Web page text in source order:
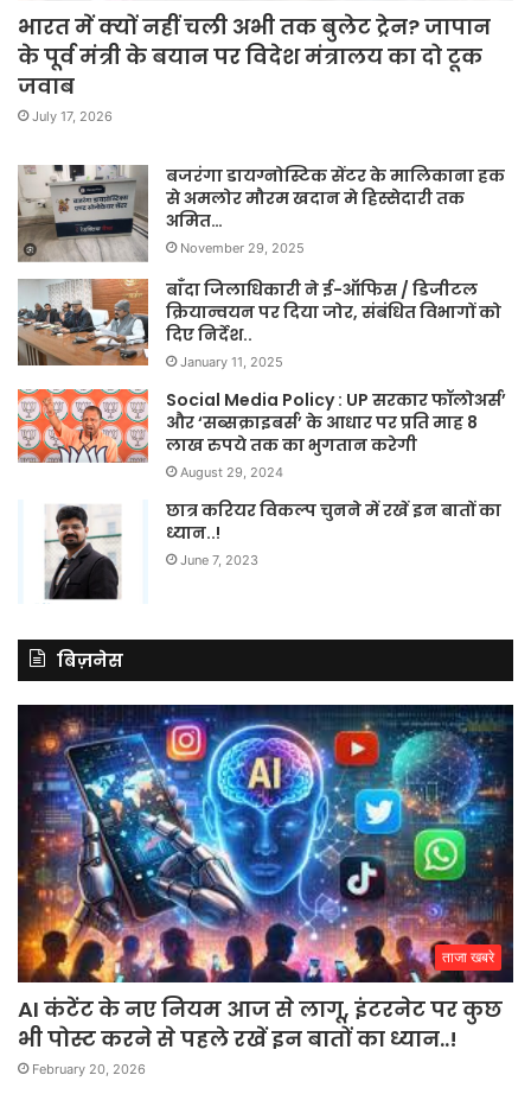
भारत में क्यों नहीं चली अभी तक बुलेट ट्रेन? जापान
के पूर्व मंत्री के बयान पर विदेश मंत्रालय का दो टूक
जवाब
July 17, 2026
बजरंगा डायग्नोस्टिक सेंटर के मालिकाना हक
से अमलोर मौरम खदान मे हिस्सेदारी तक
अमित…
November 29, 2025
बाँदा जिलाधिकारी ने ई-ऑफिस / डिजीटल
क्रियान्वयन पर दिया जोर, संबंधित विभागों को
दिए निर्देश..
January 11, 2025
Social Media Policy : UP सरकार फॉलोअर्स’
और ‘सब्सक्राइबर्स’ के आधार पर प्रति माह 8
लाख रुपये तक का भुगतान करेगी
August 29, 2024
छात्र करियर विकल्प चुनने में रखें इन बातों का
ध्यान..!
June 7, 2023
बिज़नेस
ताजा खबरे
AI कंटेंट के नए नियम आज से लागू, इंटरनेट पर कुछ
भी पोस्ट करने से पहले रखें इन बातों का ध्यान..!
February 20, 2026